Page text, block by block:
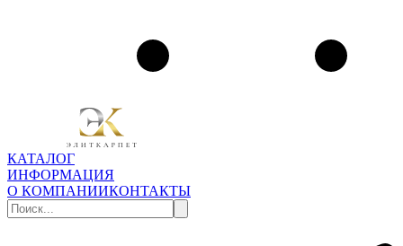
КАТАЛОГ
ИНФОРМАЦИЯ
О КОМПАНИИКОНТАКТЫ